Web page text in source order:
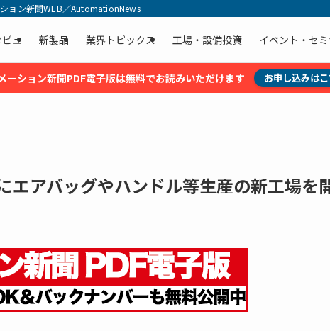
ョン新聞WEB／AutomationNews
ュ 新製品 業界トピックス 工場・設備投資 イベント・セ
ーション新聞PDF電子版は無料でお読みいただけます お申し込みは
エアバッグやハンドル等生産の新工場を